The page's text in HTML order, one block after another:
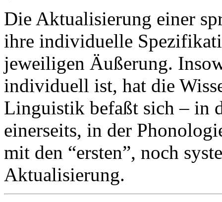
Die Aktualisierung einer
ihre individuelle
jeweiligen Äußerung.
individuell ist, hat die
Linguistik befaßt sich – in
einerseits, in der
mit den “ersten”, noch
Aktualisierung.